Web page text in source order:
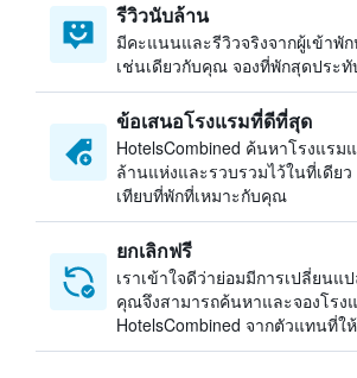
รีวิวนับล้าน
มีคะแนนและรีวิวจริงจากผู้เข้าพั
เช่นเดียวกับคุณ จองที่พักสุดประทั
ข้อเสนอโรงแรมที่ดีที่สุด
HotelsCombined ค้นหาโรงแรม
ล้านแห่งและรวบรวมไว้ในที่เดีย
เทียบที่พักที่เหมาะกับคุณ
ยกเลิกฟรี
เราเข้าใจดีว่าย่อมมีการเปลี่ยนแ
คุณจึงสามารถค้นหาและจองโรง
HotelsCombined จากตัวแทนที่ใ